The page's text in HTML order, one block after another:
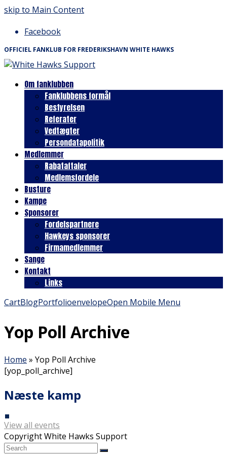
skip to Main Content
Facebook
OFFICIEL FANKLUB FOR FREDERIKSHAVN WHITE HAWKS
Om fanklubben
Fanklubbens formål
Bestyrelsen
Referater
Vedtægter
Persondatapolitik
Medlemmer
Rabataftaler
Medlemsfordele
Busture
Kampe
Sponsorer
Fordelspartnere
Hawkeys sponsorer
Firmamedlemmer
Sange
Kontakt
Links
CartBlogPortfolioenvelopeOpen Mobile Menu
Yop Poll Archive
Home » Yop Poll Archive
[yop_poll_archive]
Næste kamp
View all events
Copyright White Hawks Support